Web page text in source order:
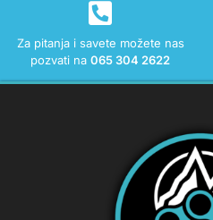
Za pitanja i savete možete nas
pozvati na 065 304 2622